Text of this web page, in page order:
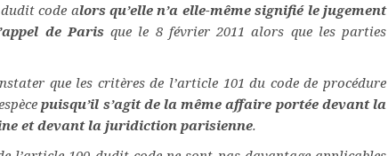
code alors qu’elle n’a elle-même signifié le jugement
de Paris que le 8 février 2011 alors que les parties
que les critères de l’article 101 du code de procédure
puisqu’il s’agit de la même affaire portée devant la
et devant la juridiction parisienne.